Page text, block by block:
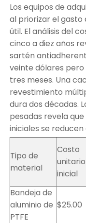
Los equipos de
al priorizar el gasto
útil. El análisis del
cinco a diez años
sartén
veinte dólares
tres meses. Una
revestimiento
dura dos décadas.
pesadas revela
iniciales se
Tipo de
material
Costo
unitario
inicial
Bandeja de
aluminio de
PTFE
$25.00